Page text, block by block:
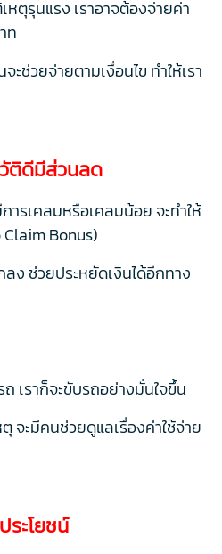
หตุรุนแรง เราอาจต้องจ่ายค่า
ท
ช่วยจ่ายตามเงื่อนไข ทำให้เรา
วัติดีมีส่วนลด
ารเคลมหรือเคลมน้อย จะทำให้
Claim Bonus)
ง ช่วยประหยัดเงินได้อีกทาง
เราก็จะขับรถอย่างมั่นใจขึ้น
ตุ จะมีคนช่วยดูแลเรื่องค่าใช้จ่าย
ระโยชน์